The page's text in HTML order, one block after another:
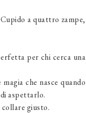
a quattro zampe,
per chi cerca una
che nasce quando
aspettarlo.
giusto.